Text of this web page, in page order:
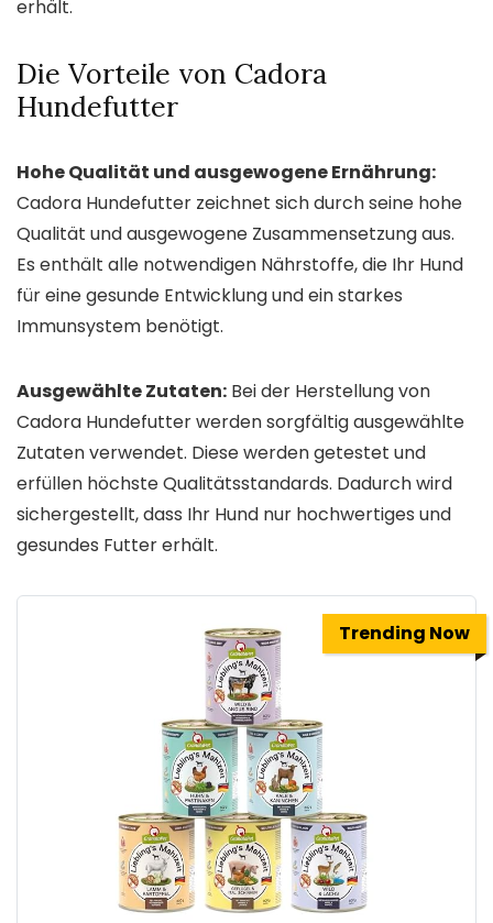
erhält.
Die Vorteile von Cadora
Hundefutter
Hohe Qualität und ausgewogene Ernährung:
Cadora Hundefutter zeichnet sich durch seine hohe
Qualität und ausgewogene Zusammensetzung aus.
Es enthält alle notwendigen Nährstoffe, die Ihr Hund
für eine gesunde Entwicklung und ein starkes
Immunsystem benötigt.
Ausgewählte Zutaten: Bei der Herstellung von
Cadora Hundefutter werden sorgfältig ausgewählte
Zutaten verwendet. Diese werden getestet und
erfüllen höchste Qualitätsstandards. Dadurch wird
sichergestellt, dass Ihr Hund nur hochwertiges und
gesundes Futter erhält.
Trending Now